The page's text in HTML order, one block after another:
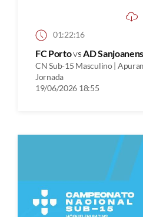
01:22:16
FC PortovsAD
CN Sub-15 Masculino |
Jornada
19/06/2026 18:55